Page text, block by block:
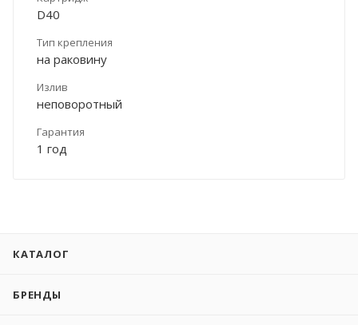
D40
Тип крепления
на раковину
Излив
неповоротный
Гарантия
1 год
КАТАЛОГ
БРЕНДЫ